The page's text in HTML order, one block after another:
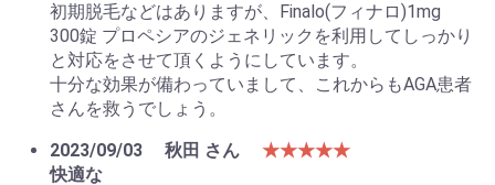
初期脱毛などはありますが、Finalo(フィナロ)1mg
300錠 プロペシアのジェネリックを利用してしっかり
と対応をさせて頂くようにしています。
十分な効果が備わっていまして、これからもAGA患者
さんを救うでしょう。
2023/09/03
秋田 さん
★★★★★
快適な